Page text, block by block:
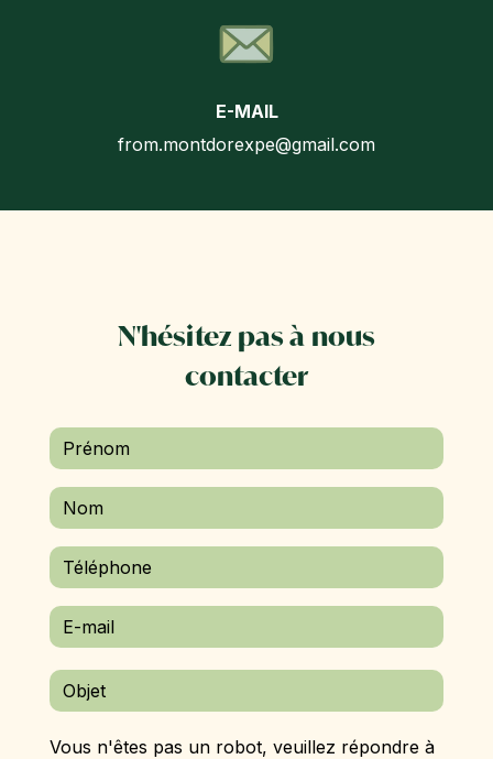
E-MAIL
from.montdorexpe@gmail.com
N'hésitez pas à nous
contacter
Vous n'êtes pas un robot, veuillez répondre à